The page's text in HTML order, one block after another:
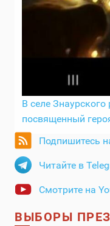
В селе
посвященный
Подпишитесь
Читайте в
Смотрите на
ВЫБОРЫ